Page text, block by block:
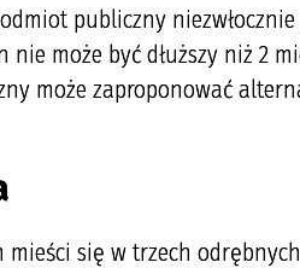
publiczny
może być dłuższy niż 2
może zaproponować
się w trzech